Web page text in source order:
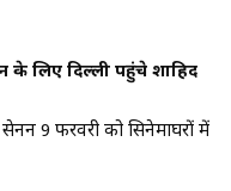
के लिए दिल्ली पहुंचे शाहिद
9 फरवरी को सिनेमाघरों में